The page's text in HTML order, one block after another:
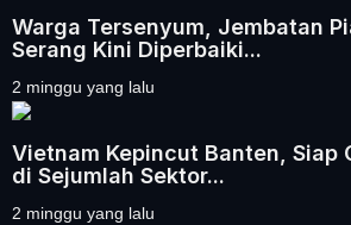
Warga Tersenyum, Jembatan
Serang Kini Diperbaiki...
2 minggu yang lalu
Vietnam Kepincut Banten, Siap
di Sejumlah Sektor...
2 minggu yang lalu